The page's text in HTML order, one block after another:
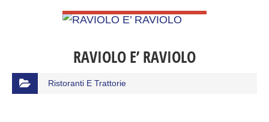
RAVIOLO E’ RAVIOLO
Ristoranti E Trattorie